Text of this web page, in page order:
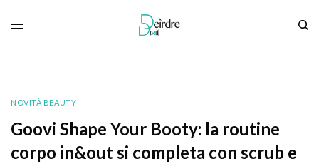
NOVITÀ BEAUTY
Goovi Shape Your Booty: la routine
corpo in&out si completa con scrub e